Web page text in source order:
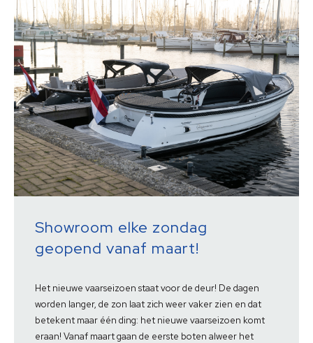
Showroom elke zondag
geopend vanaf maart!
Het nieuwe vaarseizoen staat voor de deur! De dagen
worden langer, de zon laat zich weer vaker zien en dat
betekent maar één ding: het nieuwe vaarseizoen komt
eraan! Vanaf maart gaan de eerste boten alweer het